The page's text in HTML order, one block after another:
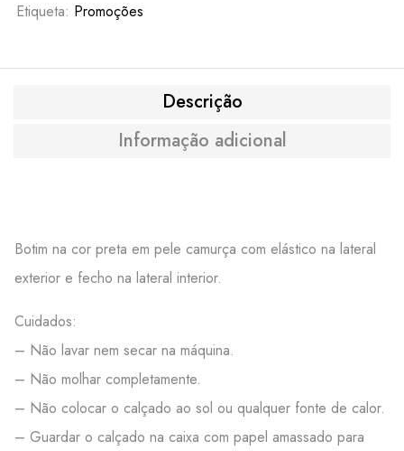
Etiqueta: Promoções
Descrição
Informação adicional
Botim na cor preta em pele camurça com elástico na lateral
exterior e fecho na lateral interior.
Cuidados:
– Não lavar nem secar na máquina.
– Não molhar completamente.
– Não colocar o calçado ao sol ou qualquer fonte de calor.
– Guardar o calçado na caixa com papel amassado para